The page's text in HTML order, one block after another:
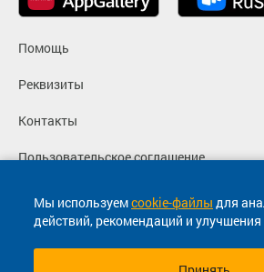
Мы используемcookie-файлы для
действий, рекомендаций и улучшения
Помощь
Реквизиты
Контакты
Пользовательское соглашение
Политика конфиденциальности
Согласие на маркетинговые сообщения